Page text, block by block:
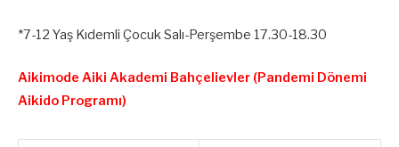
*7-12 Yaş Kıdemli Çocuk Salı-Perşembe 17.30-18.30
Aikimode Aiki Akademi Bahçelievler (Pandemi Dönemi
Aikido Programı)